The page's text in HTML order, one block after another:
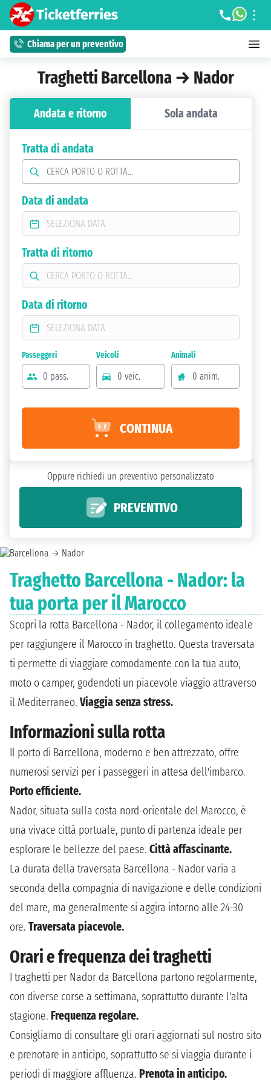
Chiama per un preventivo
Traghetti Barcellona → Nador
Traghetto Barcellona - Nador: la
tua porta per il Marocco
Scopri la rotta Barcellona - Nador, il collegamento ideale
per raggiungere il Marocco in traghetto. Questa traversata
ti permette di viaggiare comodamente con la tua auto,
moto o camper, godendoti un piacevole viaggio attraverso
il Mediterraneo. Viaggia senza stress.
Informazioni sulla rotta
Il porto di Barcellona, moderno e ben attrezzato, offre
numerosi servizi per i passeggeri in attesa dell'imbarco.
Porto efficiente.
Nador, situata sulla costa nord-orientale del Marocco, è
una vivace città portuale, punto di partenza ideale per
esplorare le bellezze del paese. Città affascinante.
La durata della traversata Barcellona - Nador varia a
seconda della compagnia di navigazione e delle condizioni
del mare, ma generalmente si aggira intorno alle 24-30
ore. Traversata piacevole.
Orari e frequenza dei traghetti
I traghetti per Nador da Barcellona partono regolarmente,
con diverse corse a settimana, soprattutto durante l'alta
stagione. Frequenza regolare.
Consigliamo di consultare gli orari aggiornati sul nostro sito
e prenotare in anticipo, soprattutto se si viaggia durante i
periodi di maggiore affluenza. Prenota in anticipo.
Andata e ritorno Sola andata
Tratta di andata
Data di andata
Tratta di ritorno
Data di ritorno
Passeggeri
0 pass.
Veicoli
0 veic.
Animali
0 anim.
CONTINUA
Oppure richiedi un preventivo personalizzato
PREVENTIVO